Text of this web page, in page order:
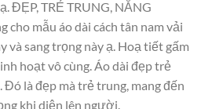
ĐẸP, TRẺ TRUNG, NĂNG
cho mẫu áo dài cách tân nam vải
và sang trọng này ạ. Hoạ tiết gấm
hoạt vô cùng. Áo dài đẹp trẻ
là đẹp mà trẻ trung, mang đến
khi diện lên người.